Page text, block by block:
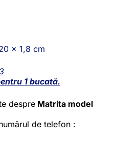
x 1,8 cm
1 bucată.
despre Matrita model
de telefon :